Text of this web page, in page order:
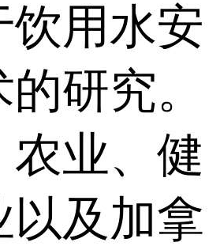
饮用水安
研究。
农业、健
以及加拿